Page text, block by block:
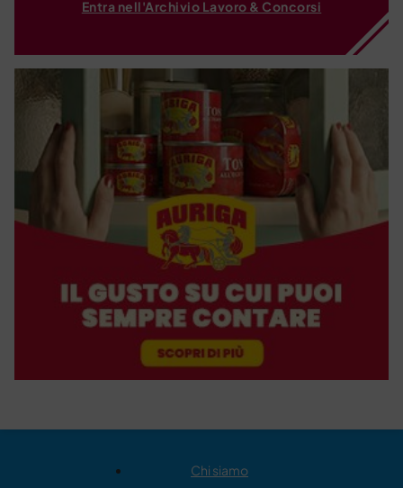
Entra nell'Archivio Lavoro & Concorsi
Chi siamo